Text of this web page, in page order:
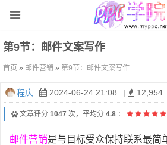
第9节：邮件文案写作
首页 » 邮件营销 » 第9节：邮件文案写作
程庆 2024-06-24 21:08 | 12,954
文章评分 1047 次，平均分 4.8 ：
邮件营销是与目标受众保持联系最简